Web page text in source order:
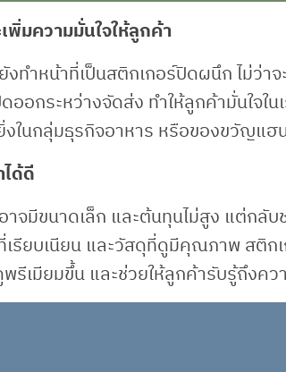
มความมั่นใจให้ลูกค้า
งทำหน้าที่เป็นสติกเกอร์ปิดผนึก ไม่ว่
ออกระหว่างจัดส่ง ทำให้ลูกค้ามั่นใจ
งในกลุ่มธุรกิจอาหาร หรือของขวัญแฮ
ด้ดี
าจมีขนาดเล็ก และต้นทุนไม่สูง แต่ก
รียบเนียน และวัสดุที่ดูมีคุณภาพ สติก
รีเมียมขึ้น และช่วยให้ลูกค้ารับรู้ถึงค